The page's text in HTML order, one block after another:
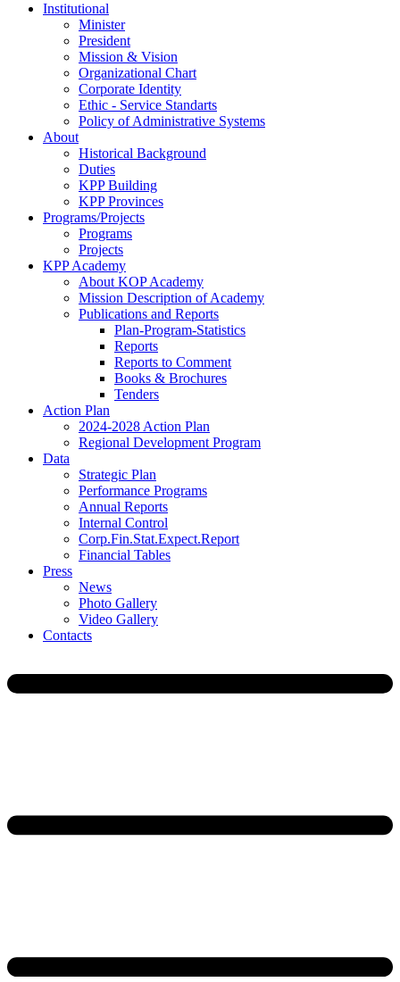
Institutional
Minister
President
Mission & Vision
Organizational Chart
Corporate Identity
Ethic - Service Standarts
Policy of Administrative Systems
About
Historical Background
Duties
KPP Building
KPP Provinces
Programs/Projects
Programs
Projects
KPP Academy
About KOP Academy
Mission Description of Academy
Publications and Reports
Plan-Program-Statistics
Reports
Reports to Comment
Books & Brochures
Tenders
Action Plan
2024-2028 Action Plan
Regional Development Program
Data
Strategic Plan
Performance Programs
Annual Reports
Internal Control
Corp.Fin.Stat.Expect.Report
Financial Tables
Press
News
Photo Gallery
Video Gallery
Contacts